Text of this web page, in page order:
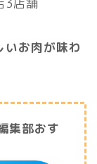
いお肉が味わ
集部おす